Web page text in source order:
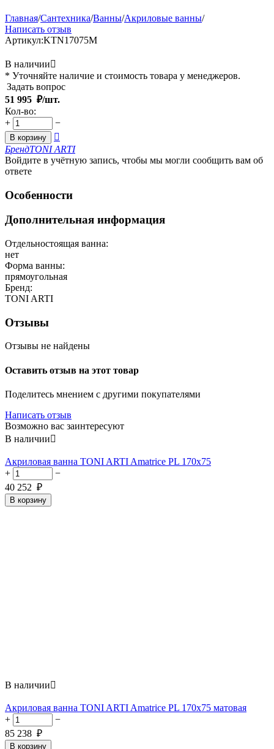
Главная/Сантехника/Ванны/Акриловые ванны/
Написать отзыв
Артикул:KTN17075M
В наличии
* Уточняйте наличие и стоимость товара у менеджеров.
Задать вопрос
51 995 ₽/шт.
Кол-во:
+
−
В корзину

БрендTONI ARTI
Войдите в учётную запись, чтобы мы могли сообщить вам об
ответе
Особенности
Дополнительная информация
Отдельностоящая ванна:
нет
Форма ванны:
прямоугольная
Бренд:
TONI ARTI
Отзывы
Отзывы не найдены
Оставить отзыв на этот товар
Поделитесь мнением с другими покупателями
Написать отзыв
Возможно вас заинтересуют
В наличии
Акриловая ванна TONI ARTI Amatrice PL 170x75
+
−
40 252 ₽
В корзину
В наличии
Акриловая ванна TONI ARTI Amatrice PL 170x75 матовая
+
−
85 238 ₽
В корзину